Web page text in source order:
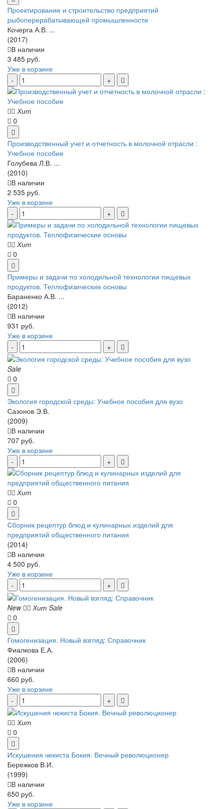
Проектирование и строительство предприятий
рыбоперерабатывающей промышленности
Кочерга А.В. ...
(2017)
В наличии
3 485 руб.
Уже в корзине
Хит
0
Производственный учет и отчетность в молочной отрасли :
Учебное пособие
Голубева Л.В. ...
(2010)
В наличии
2 535 руб.
Уже в корзине
Хит
0
Примеры и задачи по холодильной технологии пищевых
продуктов. Теплофизические основы
Бараненко А.В. ...
(2012)
В наличии
931 руб.
Уже в корзине
Sale
0
Экология городской среды: Учебное пособия для вузо
Сазонов Э.В.
(2009)
В наличии
707 руб.
Уже в корзине
Хит
0
Сборник рецептур блюд и кулинарных изделий для
предприятий общественного питания
(2014)
В наличии
4 500 руб.
Уже в корзине
New Хит Sale
0
Гомогенизация. Новый взгляд: Справочник
Фиалкова Е.А.
(2006)
В наличии
660 руб.
Уже в корзине
Хит
0
Искушения чекиста Бокия. Вечный революционер
Бережков В.И.
(1999)
В наличии
650 руб.
Уже в корзине